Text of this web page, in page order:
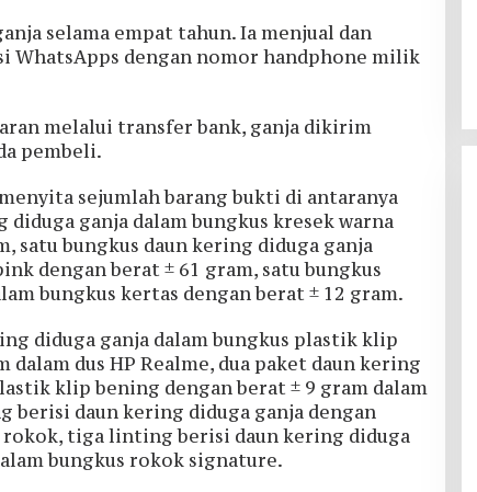
selama empat tahun. Ia menjual dan
WhatsApps dengan nomor handphone milik
melalui transfer bank, ganja dikirim
pembeli.
sejumlah barang bukti di antaranya
diduga ganja dalam bungkus kresek warna
satu bungkus daun kering diduga ganja
dengan berat ± 61 gram, satu bungkus
bungkus kertas dengan berat ± 12 gram.
diduga ganja dalam bungkus plastik klip
dalam dus HP Realme, dua paket daun kering
klip bening dengan berat ± 9 gram dalam
daun kering diduga ganja dengan
rokok, tiga linting berisi daun kering diduga
bungkus rokok signature.